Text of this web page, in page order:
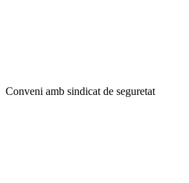
Conveni amb sindicat de seguretat